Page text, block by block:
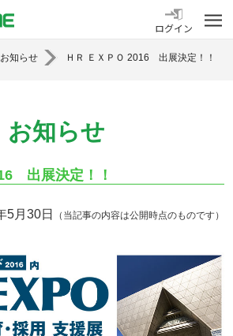
勤怠管理システム KING OF TIME
ログイン
お知らせ ＨＲ ＥＸＰＯ 2016 出展決定！！
お知らせ
出展決定！！
5月30日 （当記事の内容は公開時点のものです）